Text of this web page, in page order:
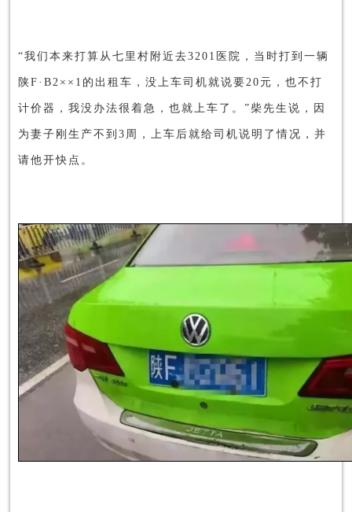
“我们本来打算从七里村附近去3201医院，当时打到一辆
陕F·B2××1的出租车，没上车司机就说要20元，也不打
计价器，我没办法很着急，也就上车了。”柴先生说，因
为妻子刚生产不到3周，上车后就给司机说明了情况，并
请他开快点。